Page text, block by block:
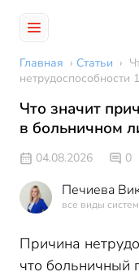
Главная › Статьи ›
нетрудоспособности
Что значит
в больничном
04.08.2026 0
Печиева
все виды
Причина
что больничный